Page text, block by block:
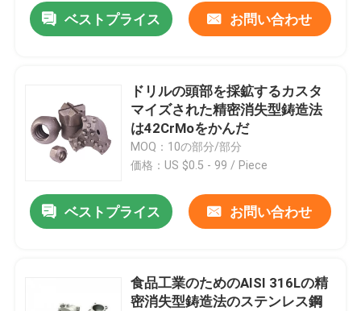
ベストプライス お問い合わせ
ドリルの頭部を採鉱するカスタ
マイズされた精密消失型鋳造法
は42CrMoをかんだ
MOQ：10の部分/部分
価格：US $0.5 - 99 / Piece
ベストプライス お問い合わせ
食品工業のためのAISI 316Lの精
密消失型鋳造法のステンレス鋼